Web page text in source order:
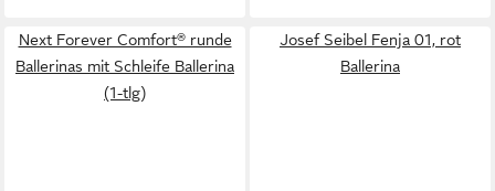
Next Forever Comfort® runde
Ballerinas mit Schleife Ballerina
(1-tlg)
Josef Seibel Fenja 01, rot
Ballerina